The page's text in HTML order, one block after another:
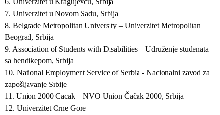
6. Univerzitet u Kragujevcu, Srbija
7. Univerzitet u Novom Sadu, Srbija
8. Belgrade Metropolitan University – Univerzitet Metropolitan
Beograd, Srbija
9. Association of Students with Disabilities – Udruženje studenata
sa hendikepom, Srbija
10. National Employment Service of Serbia - Nacionalni zavod za
zapošljavanje Srbije
11. Union 2000 Cacak – NVO Union Čačak 2000, Srbija
12. Univerzitet Crne Gore